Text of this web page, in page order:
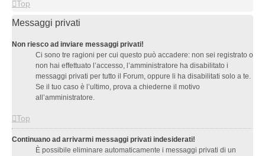
Top
Messaggi privati
Non riesco ad inviare messaggi privati!
Ci sono tre ragioni per cui questo può accadere: non sei registrato o
non hai effettuato l’accesso, l’amministratore ha disabilitato i
messaggi privati per tutto il Forum, oppure li ha disabilitati solo a te.
Se il tuo caso è l’ultimo, prova a chiederne il motivo
all’amministratore.
Top
Continuano ad arrivarmi messaggi privati indesiderati!
È possibile eliminare automaticamente i messaggi privati ​​di un